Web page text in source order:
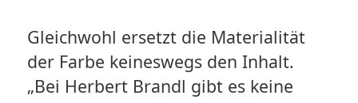
Gleichwohl ersetzt die Materialität
der Farbe keineswegs den Inhalt.
„Bei Herbert Brandl gibt es keine